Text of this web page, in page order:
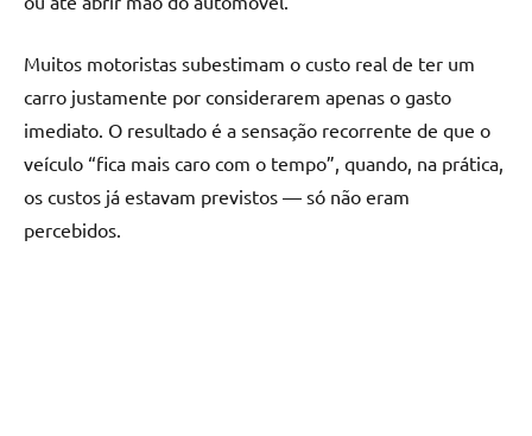
Muitos motoristas subestimam o custo real de ter um
carro justamente por considerarem apenas o gasto
imediato. O resultado é a sensação recorrente de que o
veículo “fica mais caro com o tempo”, quando, na prática,
os custos já estavam previstos — só não eram
percebidos.